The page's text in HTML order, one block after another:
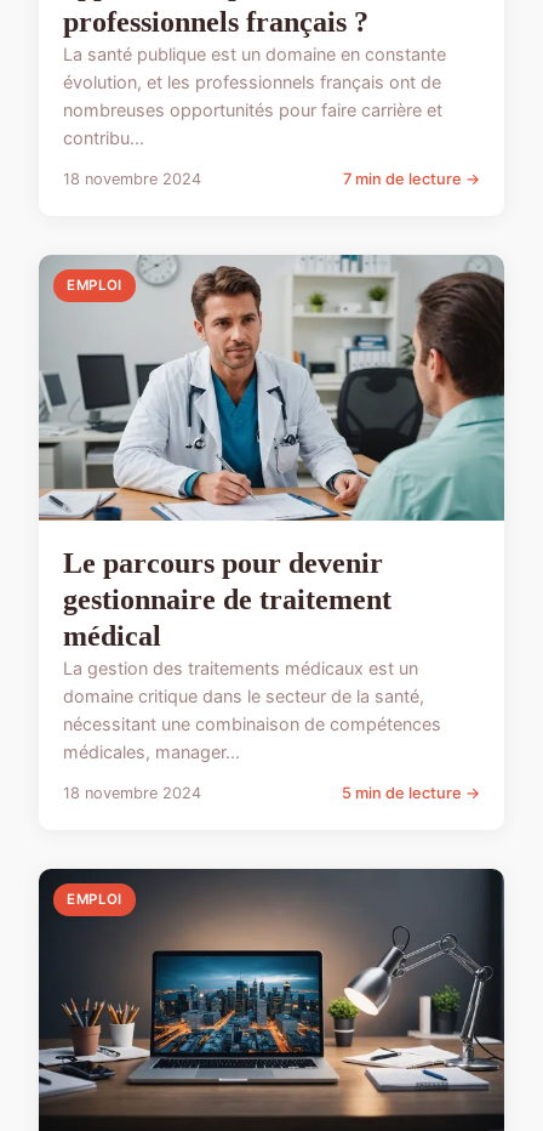
professionnels français ?
La santé publique est un domaine en constante
évolution, et les professionnels français ont de
nombreuses opportunités pour faire carrière et
contribu...
18 novembre 2024 7 min de lecture →
EMPLOI
Le parcours pour devenir
gestionnaire de traitement
médical
La gestion des traitements médicaux est un
domaine critique dans le secteur de la santé,
nécessitant une combinaison de compétences
médicales, manager...
18 novembre 2024 5 min de lecture →
EMPLOI